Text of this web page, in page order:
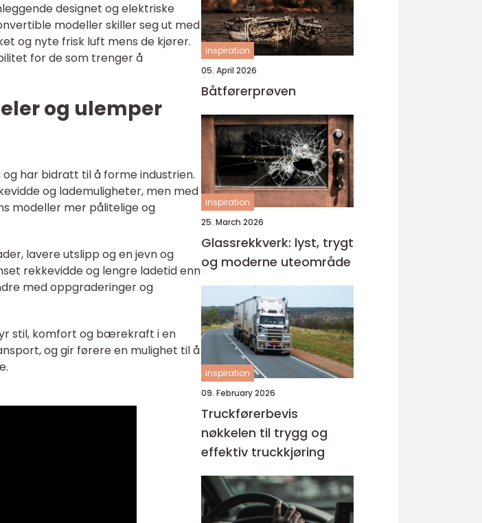
designet og elektriske
modeller skiller seg ut med
og nyte frisk luft mens de kjører.
for de som trenger å
og ulemper
har bidratt til å forme industrien.
og lademuligheter, men med
modeller mer pålitelige og
lavere utslipp og en jevn og
rekkevidde og lengre ladetid enn
med oppgraderinger og
stil, komfort og bærekraft i en
og gir førere en mulighet til å
inspiration
05. April 2026
Båtførerprøven
inspiration
25. March 2026
Glassrekkverk: lyst, trygt
og moderne uteområde
inspiration
09. February 2026
Truckførerbevis
nøkkelen til trygg og
effektiv truckkjøring